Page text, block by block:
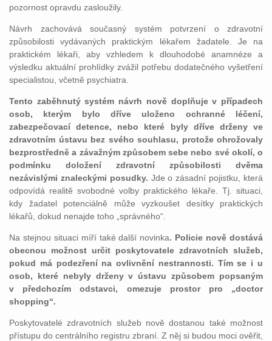
pozornost opravdu zasloužily.
Návrh zachovává současný systém potvrzení o zdravotní
způsobilosti vydávaných praktickým lékařem žadatele. Je na
praktickém lékaři, aby vzhledem k dlouhodobé anamnéze a
výsledku aktuální prohlídky zvážil potřebu dodatečného vyšetření
specialistou, včetně psychiatra.
Tento zaběhnutý systém návrh nově doplňuje v případech
osob, kterým bylo dříve uloženo ochranné léčení,
zabezpečovací detence, nebo které byly dříve drženy ve
zdravotním ústavu bez svého souhlasu, protože ohrožovaly
bezprostředně a závažným způsobem sebe nebo své okolí, o
podmínku doložení zdravotní způsobilosti dvěma
nezávislými znaleckými posudky. Jde o zásadní pojistku, která
odpovídá realitě svobodné volby praktického lékaře. Tj. situaci,
kdy žadatel potenciálně může vyzkoušet desítky praktických
lékařů, dokud nenajde toho „správného“.
Na stejnou situaci míří také další novinka. Policie nově dostává
obecnou možnost určit poskytovatele zdravotních služeb,
pokud má podezření na ovlivnění nestrannosti. Tím se i u
osob, které nebyly drženy v ústavu způsobem popsaným
v předchozím odstavci, omezuje prostor pro „doctor
shopping“.
Poskytovatelé zdravotních služeb nově dostanou také možnost
přístupu do centrálního registru zbraní. Z něj si budou moci ověřit,